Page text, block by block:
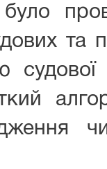
було
та